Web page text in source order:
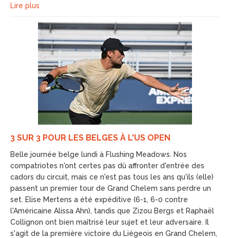
Lire plus
3 SUR 3 POUR LES BELGES À L'US OPEN
Belle journée belge lundi à Flushing Meadows. Nos
compatriotes n'ont certes pas dû affronter d'entrée des
cadors du circuit, mais ce n'est pas tous les ans qu'ils (elle)
passent un premier tour de Grand Chelem sans perdre un
set. Elise Mertens a été expéditive (6-1, 6-0 contre
l'Américaine Alissa Ahn), tandis que Zizou Bergs et Raphaël
Collignon ont bien maîtrisé leur sujet et leur adversaire. Il
s'agit de la première victoire du Liégeois en Grand Chelem,